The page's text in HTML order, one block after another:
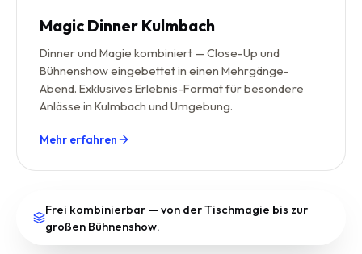
Magic Dinner Kulmbach
Dinner und Magie kombiniert — Close-Up und
Bühnenshow eingebettet in einen Mehrgänge-
Abend. Exklusives Erlebnis-Format für besondere
Anlässe in Kulmbach und Umgebung.
Mehr erfahren
Frei kombinierbar — von der Tischmagie bis zur
großen Bühnenshow.